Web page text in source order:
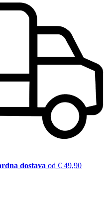
dostava od € 49,90